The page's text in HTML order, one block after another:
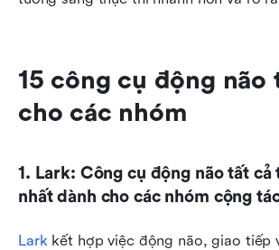
15 công cụ động não
cho các nhóm
1. Lark: Công cụ động não tất
nhất dành cho các nhóm cộng
Lark kết hợp việc động não, giao tiếp